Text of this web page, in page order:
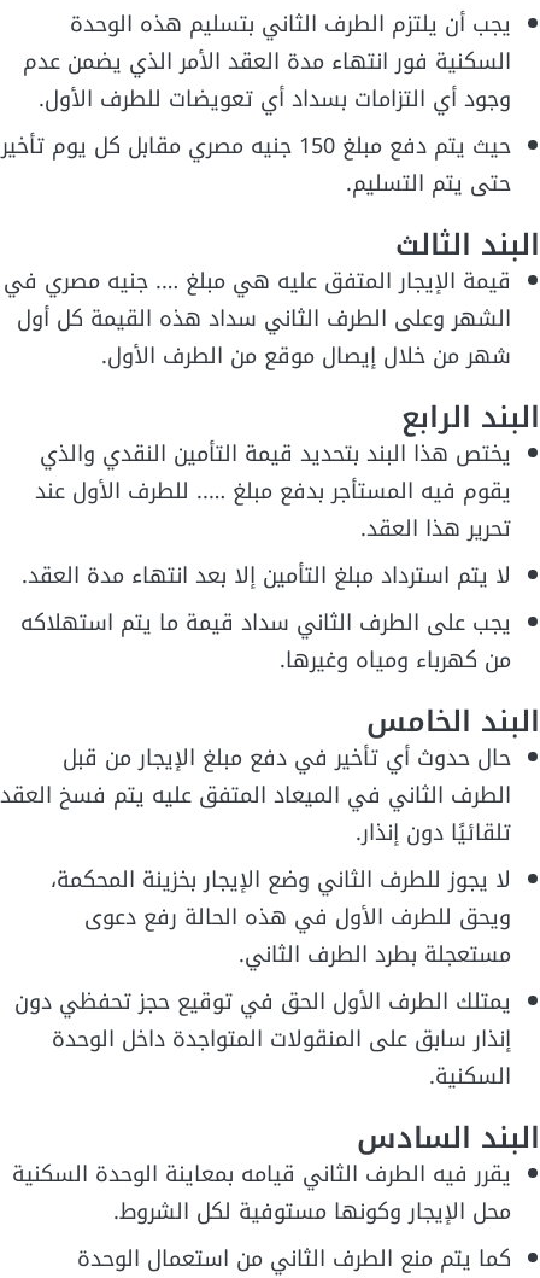
يجب أن يلتزم الطرف الثاني بتسليم هذه الوحدة
السكنية فور انتهاء مدة العقد الأمر الذي يضمن عدم
وجود أي التزامات بسداد أي تعويضات للطرف الأول.
حيث يتم دفع مبلغ 150 جنيه مصري مقابل كل يوم تأخير
حتى يتم التسليم.
البند الثالث
قيمة الإيجار المتفق عليه هي مبلغ …. جنيه مصري في
الشهر وعلى الطرف الثاني سداد هذه القيمة كل أول
شهر من خلال إيصال موقع من الطرف الأول.
البند الرابع
يختص هذا البند بتحديد قيمة التأمين النقدي والذي
يقوم فيه المستأجر بدفع مبلغ ….. للطرف الأول عند
تحرير هذا العقد.
لا يتم استرداد مبلغ التأمين إلا بعد انتهاء مدة العقد.
يجب على الطرف الثاني سداد قيمة ما يتم استهلاكه
من كهرباء ومياه وغيرها.
البند الخامس
حال حدوث أي تأخير في دفع مبلغ الإيجار من قبل
الطرف الثاني في الميعاد المتفق عليه يتم فسخ العقد
تلقائيًا دون إنذار.
لا يجوز للطرف الثاني وضع الإيجار بخزينة المحكمة،
ويحق للطرف الأول في هذه الحالة رفع دعوى
مستعجلة بطرد الطرف الثاني.
يمتلك الطرف الأول الحق في توقيع حجز تحفظي دون
إنذار سابق على المنقولات المتواجدة داخل الوحدة
السكنية.
البند السادس
يقرر فيه الطرف الثاني قيامه بمعاينة الوحدة السكنية
محل الإيجار وكونها مستوفية لكل الشروط.
كما يتم منع الطرف الثاني من استعمال الوحدة